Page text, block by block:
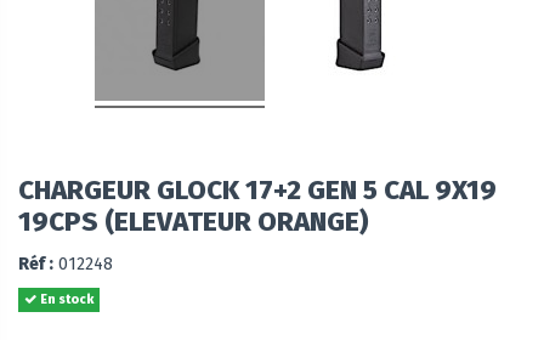
CHARGEUR GLOCK 17+2 GEN 5 CAL 9X19
19CPS (ELEVATEUR ORANGE)
Réf : 012248
En stock